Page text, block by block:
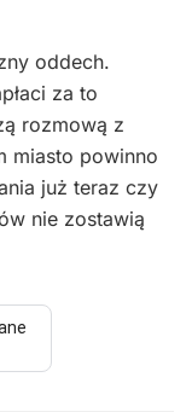
oddech.
za to
rozmową z
miasto powinno
już teraz czy
nie zostawią